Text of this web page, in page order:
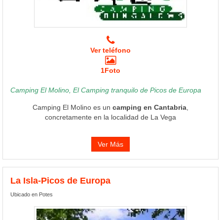
Ver teléfono
1Foto
Camping El Molino, El Camping tranquilo de Picos de Europa
Camping El Molino es un camping en Cantabria
concretamente en la localidad de La Vega
Ver Más
La Isla-Picos de Europa
Ubicado en Potes